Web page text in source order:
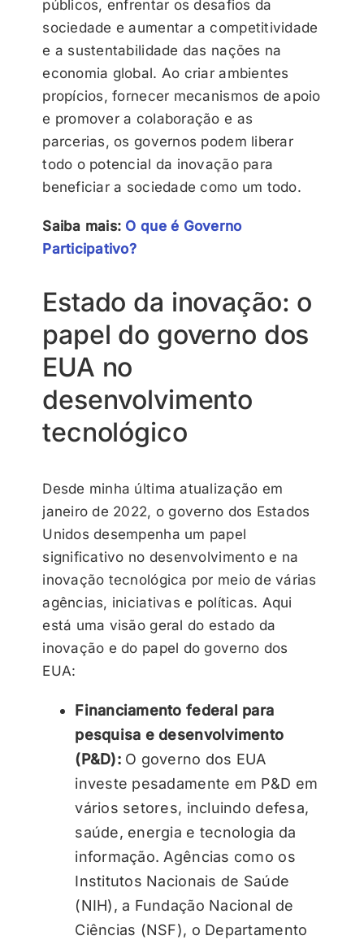
públicos, enfrentar os desafios da
sociedade e aumentar a competitividade
e a sustentabilidade das nações na
economia global. Ao criar ambientes
propícios, fornecer mecanismos de apoio
e promover a colaboração e as
parcerias, os governos podem liberar
todo o potencial da inovação para
beneficiar a sociedade como um todo.
Saiba mais: O que é Governo
Participativo?
Estado da inovação: o
papel do governo dos
EUA no
desenvolvimento
tecnológico
Desde minha última atualização em
janeiro de 2022, o governo dos Estados
Unidos desempenha um papel
significativo no desenvolvimento e na
inovação tecnológica por meio de várias
agências, iniciativas e políticas. Aqui
está uma visão geral do estado da
inovação e do papel do governo dos
EUA:
Financiamento federal para
pesquisa e desenvolvimento
(P&D): O governo dos EUA
investe pesadamente em P&D em
vários setores, incluindo defesa,
saúde, energia e tecnologia da
informação. Agências como os
Institutos Nacionais de Saúde
(NIH), a Fundação Nacional de
Ciências (NSF), o Departamento